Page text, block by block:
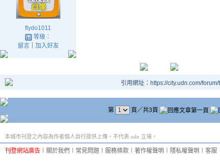
flydo1011
等級：
留言｜ 加入好友
引用網址：https://city.udn.com/
第 頁／共3頁
本城市刊登之內容為作者個人自行提供上傳，不代表 udn 立場。
刊登網站廣告 關於我們 常見問題 服務條款 著作權聲明 隱私權聲明 客服